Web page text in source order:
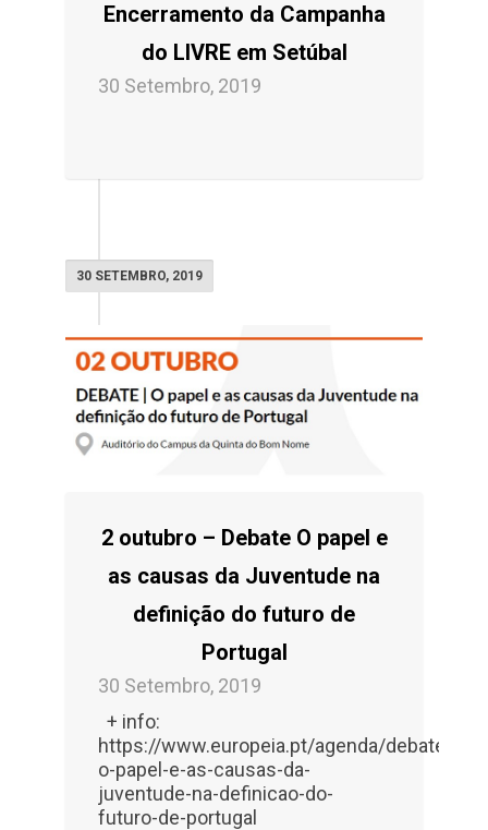
Encerramento da Campanha
do LIVRE em Setúbal
30 Setembro, 2019
30 SETEMBRO, 2019
2 outubro – Debate O papel e
as causas da Juventude na
definição do futuro de
Portugal
30 Setembro, 2019
+ info:
https://www.europeia.pt/agenda/debate-
o-papel-e-as-causas-da-
juventude-na-definicao-do-
futuro-de-portugal